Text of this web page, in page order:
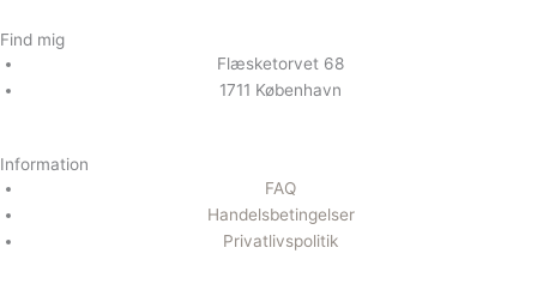
Find mig
Flæsketorvet 68
1711 København
Information
FAQ
Handelsbetingelser
Privatlivspolitik